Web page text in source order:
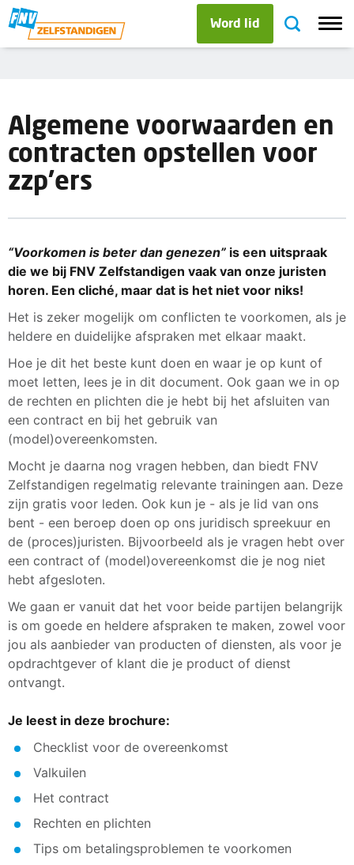
Word lid
Algemene voorwaarden en
contracten opstellen voor
zzp'ers
“Voorkomen is beter dan genezen” is een uitspraak
die we bij FNV Zelfstandigen vaak van onze juristen
horen. Een cliché, maar dat is het niet voor niks!
Het is zeker mogelijk om conflicten te voorkomen, als je
heldere en duidelijke afspraken met elkaar maakt.
Hoe je dit het beste kunt doen en waar je op kunt of
moet letten, lees je in dit document. Ook gaan we in op
de rechten en plichten die je hebt bij het afsluiten van
een contract en bij het gebruik van
(model)overeenkomsten.
Mocht je daarna nog vragen hebben, dan biedt FNV
Zelfstandigen regelmatig relevante trainingen aan. Deze
zijn gratis voor leden. Ook kun je - als je lid van ons
bent - een beroep doen op ons juridisch spreekuur en
de (proces)juristen. Bijvoorbeeld als je vragen hebt over
een contract of (model)overeenkomst die je nog niet
hebt afgesloten.
We gaan er vanuit dat het voor beide partijen belangrijk
is om goede en heldere afspraken te maken, zowel voor
jou als aanbieder van producten of diensten, als voor je
opdrachtgever of klant die je product of dienst
ontvangt.
Je leest in deze brochure:
Checklist voor de overeenkomst
Valkuilen
Het contract
Rechten en plichten
Tips om betalingsproblemen te voorkomen